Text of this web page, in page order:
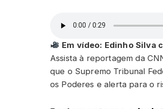
Em vídeo: Edinho Silva
Assista à reportagem da
que o Supremo Tribunal
os Poderes e alerta para o